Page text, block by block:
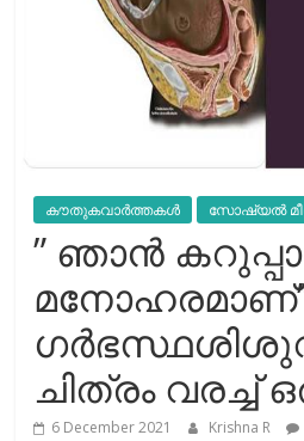
കൗതുകവാർത്തകൾ സോഷ്യല്‍
” ഞാൻ
ചിത്രം വരച്ച്
6 December 2021 Krishna R